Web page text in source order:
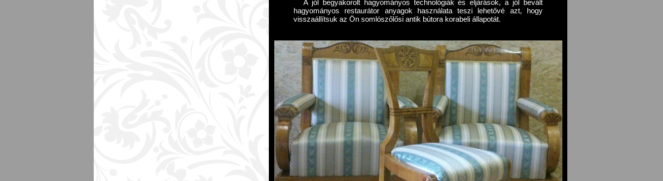
A jól begyakorolt hagyományos technológiák és eljárások, a jól bevált
hagyományos restaurátor anyagok használata teszi lehetővé azt, hogy
visszaállítsuk az Ön somlószőlősi antik bútora korabeli állapotát.